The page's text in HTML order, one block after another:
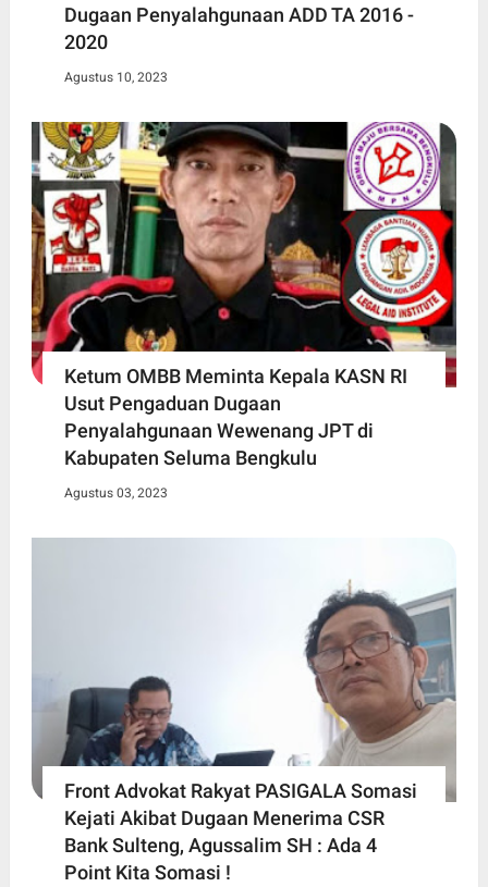
Dugaan Penyalahgunaan ADD TA 2016 -
2020
Agustus 10, 2023
Ketum OMBB Meminta Kepala KASN RI
Usut Pengaduan Dugaan
Penyalahgunaan Wewenang JPT di
Kabupaten Seluma Bengkulu
Agustus 03, 2023
Front Advokat Rakyat PASIGALA Somasi
Kejati Akibat Dugaan Menerima CSR
Bank Sulteng, Agussalim SH : Ada 4
Point Kita Somasi !